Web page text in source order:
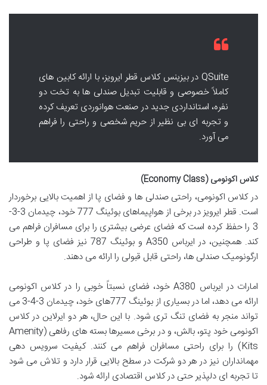
QSuite در بیزینس کلاس قطر ایرویز، با ارائه کابین های
کاملاً خصوصی و قابلیت تبدیل صندلی ها به تخت دو
نفره، استانداردی جدید در صنعت هوانوردی تعریف کرده
و تجربه ای بی نظیر از حریم شخصی و راحتی را فراهم
می آورد.
کلاس اکونومی (Economy Class)
در کلاس اکونومی، راحتی صندلی ها و فضای پا از اهمیت بالایی برخوردار
است. قطر ایرویز در برخی از هواپیماهای بوئینگ 777 خود، چیدمان 3-3-
3 را حفظ کرده است که فضای عرضی بیشتری را برای مسافران فراهم می
کند. همچنین، در ایرباس A350 و بوئینگ 787 نیز فضای پا و طراحی
ارگونومیک صندلی ها، راحتی قابل قبولی را ارائه می دهند.
امارات در ایرباس A380 خود، فضای نسبتاً خوبی را در کلاس اکونومی
ارائه می دهد، اما در بسیاری از بوئینگ 777های خود، چیدمان 3-4-3 می
تواند منجر به فضای تنگ تری شود. با این حال، هر دو ایرلاین در کلاس
اکونومی خود پتو، بالش، و در برخی مسیرها بسته های رفاهی (Amenity
Kits) را برای راحتی مسافران فراهم می کنند. کیفیت سرویس دهی
مهمانداران نیز در هر دو شرکت در سطح بالایی قرار دارد و تلاش می شود
تا تجربه ای دلپذیر حتی در کلاس اقتصادی ارائه شود.